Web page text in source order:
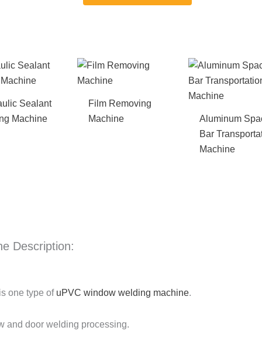
The Other
Sealant
Machine
Film Removing
Machine
Aluminum
Bar
Machine
Description:
one type of uPVC window welding machine.
and door welding processing.